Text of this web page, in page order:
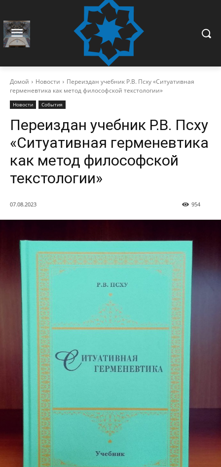
Домой Новости
Переиздан учебник Р.В. Псху «Ситуативная
герменевтика как метод философской текстологии»
Новости События
Переиздан учебник Р.В. Псху
«Ситуативная герменевтика
как метод философской
текстологии»
07.08.2023 954